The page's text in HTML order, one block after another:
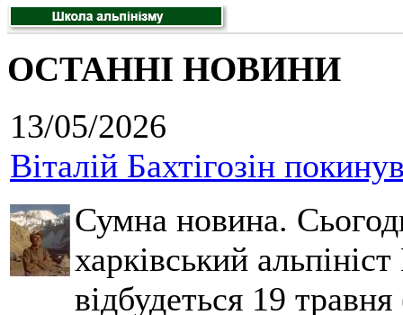
ОСТАННІ НОВИНИ
13/05/2026
Віталій Бахтігозін
Сумна новина.
харківський
відбудеться 19